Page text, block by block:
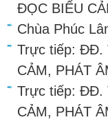
ĐỌC BIỂU
Chùa Phúc
Trực tiếp: ĐĐ.
CẢM, PHÁT
Trực tiếp: ĐĐ.
CẢM, PHÁT